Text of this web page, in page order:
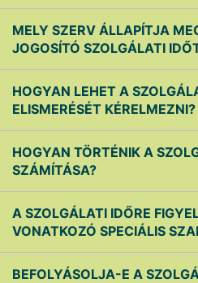
MELY SZERV ÁLLAPÍTJA
JOGOSÍTÓ SZOLGÁLATI
HOGYAN LEHET A
ELISMERÉSÉT KÉRELMEZNI?
HOGYAN TÖRTÉNIK A
SZÁMÍTÁSA?
A SZOLGÁLATI IDŐRE
VONATKOZÓ SPECIÁLIS
BEFOLYÁSOLJA-E A